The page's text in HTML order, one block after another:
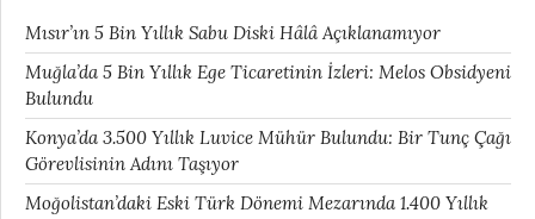
Mısır’ın 5 Bin Yıllık Sabu Diski Hâlâ Açıklanamıyor
Muğla’da 5 Bin Yıllık Ege Ticaretinin İzleri: Melos Obsidyeni
Bulundu
Konya’da 3.500 Yıllık Luvice Mühür Bulundu: Bir Tunç Çağı
Görevlisinin Adını Taşıyor
Moğolistan’daki Eski Türk Dönemi Mezarında 1.400 Yıllık